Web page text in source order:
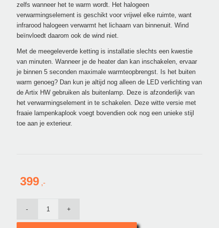
zelfs wanneer het te warm wordt. Het halogeen
verwarmingselement is geschikt voor vrijwel elke ruimte, want
infrarood halogeen verwarmt het lichaam van binnenuit. Wind
beïnvloedt daarom ook de wind niet.
Met de meegeleverde ketting is installatie slechts een kwestie
van minuten. Wanneer je de heater dan kan inschakelen, ervaar
je binnen 5 seconden maximale warmteopbrengst. Is het buiten
warm genoeg? Dan kun je altijd nog alleen de LED verlichting van
de Artix HW gebruiken als buitenlamp. Deze is afzonderlijk van
het verwarmingselement in te schakelen. Deze witte versie met
fraaie lampenkaplook voegt bovendien ook nog een unieke stijl
toe aan je exterieur.
399